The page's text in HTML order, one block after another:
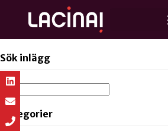
Sök inlägg
Kategorier